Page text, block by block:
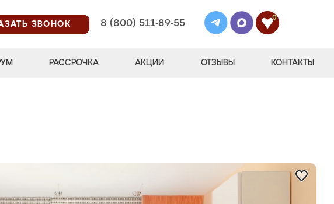
ЗВОНОК
8 (800) 511-89-55
0
РАССРОЧКА АКЦИИ ОТЗЫВЫ КОНТАКТЫ